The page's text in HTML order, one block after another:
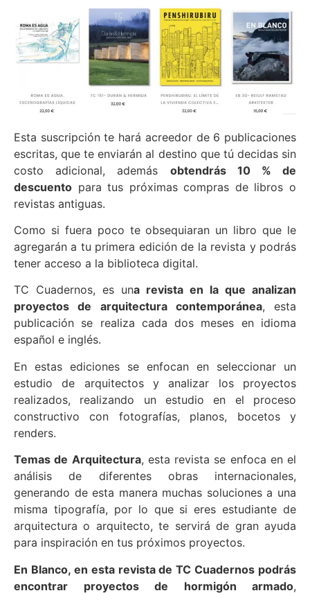
Esta suscripción te hará acreedor de 6 publicaciones
escritas, que te enviarán al destino que tú decidas sin
costo adicional, además obtendrás 10 % de
descuento para tus próximas compras de libros o
revistas antiguas.
Como si fuera poco te obsequiaran un libro que le
agregarán a tu primera edición de la revista y podrás
tener acceso a la biblioteca digital.
TC Cuadernos, es una revista en la que analizan
proyectos de arquitectura contemporánea, esta
publicación se realiza cada dos meses en idioma
español e inglés.
En estas ediciones se enfocan en seleccionar un
estudio de arquitectos y analizar los proyectos
realizados, realizando un estudio en el proceso
constructivo con fotografías, planos, bocetos y
renders.
Temas de Arquitectura, esta revista se enfoca en el
análisis de diferentes obras internacionales,
generando de esta manera muchas soluciones a una
misma tipografía, por lo que si eres estudiante de
arquitectura o arquitecto, te servirá de gran ayuda
para inspiración en tus próximos proyectos.
En Blanco, en esta revista de TC Cuadernos podrás
encontrar proyectos de hormigón armado,